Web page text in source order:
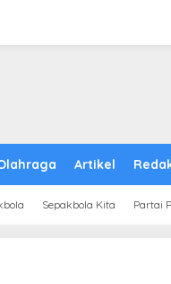
Artikel
Sepakbola Kita Partai